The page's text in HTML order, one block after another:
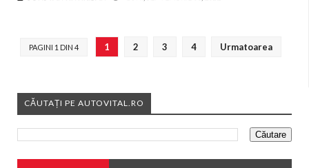
PAGINI 1 DIN 4 1 2 3 4 Urmatoarea
CĂUTAȚI PE AUTOVITAL.RO